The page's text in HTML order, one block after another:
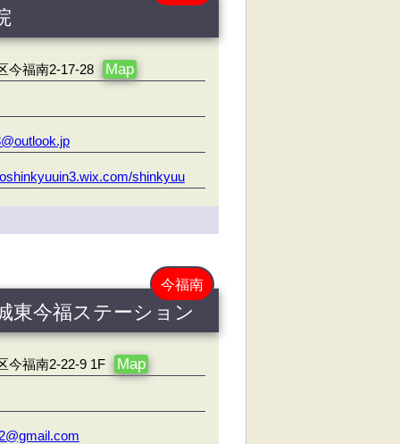
今福南2-17-28 Map
shinkyuu
今福南
今福ステーション
今福南2-22-9 1F Map